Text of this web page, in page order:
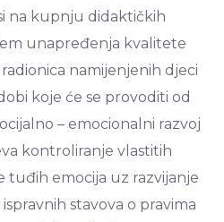
na kupnju didaktičkih
unapređenja kvalitete
namijenjenih djeci
koje će se provoditi od
– emocionalni razvoj
kontroliranje vlastitih
tuđih emocija uz razvijanje
stavova o pravima